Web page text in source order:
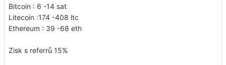
Bitcoin : 6 -14 sat
Litecoin :174 -408 ltc
Ethereum : 39 -68 eth
Zisk s referrů 15%